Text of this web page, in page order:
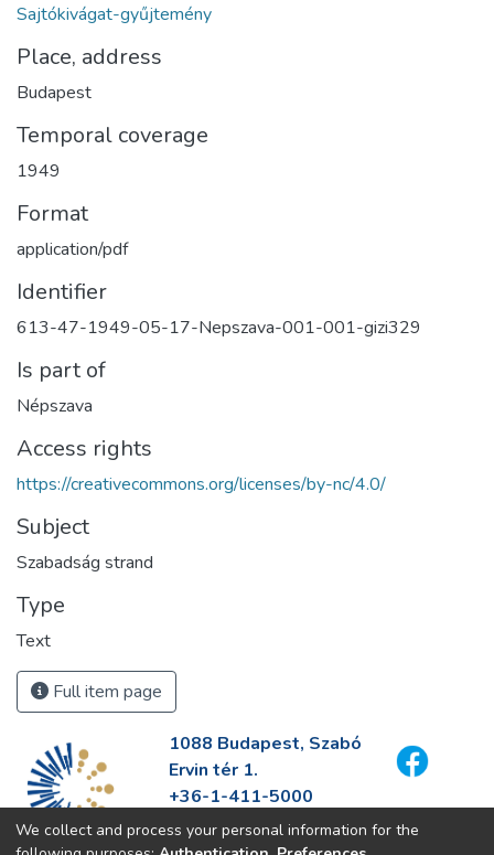
Sajtókivágat-gyűjtemény
Place, address
Budapest
Temporal coverage
1949
Format
application/pdf
Identifier
613-47-1949-05-17-Nepszava-001-001-gizi329
Is part of
Népszava
Access rights
https://creativecommons.org/licenses/by-nc/4.0/
Subject
Szabadság strand
Type
Text
Full item page
1088 Budapest, Szabó
Ervin tér 1.
+36-1-411-5000
info@fszek.hu
https://fszek.hu
We collect and process your personal information for the